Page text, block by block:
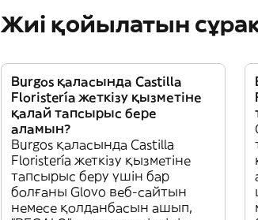
Жиі қойылатын
Burgos қаласында Castilla
Floristería жеткізу қызметіне
қалай тапсырыс бере
аламын?
Burgos қаласында Castilla
Floristería жеткізу қызметіне
тапсырыс беру үшін бар
болғаны Glovo веб-сайтын
немесе қолданбасын ашып,